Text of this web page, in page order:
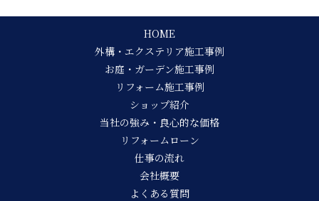
HOME
外構・エクステリア施工事例
お庭・ガーデン施工事例
リフォーム施工事例
ショップ紹介
当社の強み・良心的な価格
リフォームローン
仕事の流れ
会社概要
よくある質問